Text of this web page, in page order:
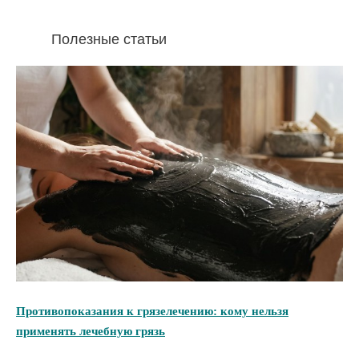
Полезные статьи
Противопоказания к грязелечению: кому нельзя
применять лечебную грязь